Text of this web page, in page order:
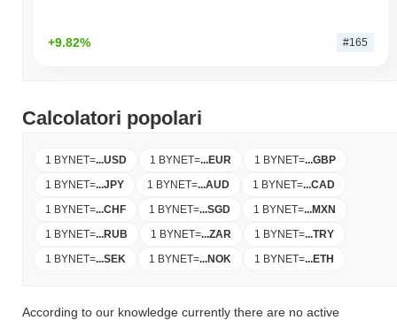
+9.82% #165
Calcolatori popolari
1 BYNET=...USD 1 BYNET=...EUR 1 BYNET=...GBP
1 BYNET=...JPY 1 BYNET=...AUD 1 BYNET=...CAD
1 BYNET=...CHF 1 BYNET=...SGD 1 BYNET=...MXN
1 BYNET=...RUB 1 BYNET=...ZAR 1 BYNET=...TRY
1 BYNET=...SEK 1 BYNET=...NOK 1 BYNET=...ETH
According to our knowledge currently there are no active